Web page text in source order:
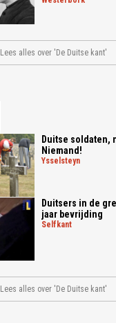
Lees alles over 'De Duitse kant'
Duitse soldaten,
Niemand!
ysselsteyn
Duitsers in de
jaar bevrijding
selfkant
Lees alles over 'De Duitse kant'